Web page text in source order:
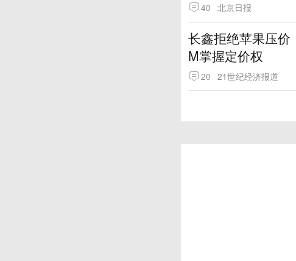
40 北京日报
长鑫拒绝苹果压
M掌握定价权
20 21世纪经济报道